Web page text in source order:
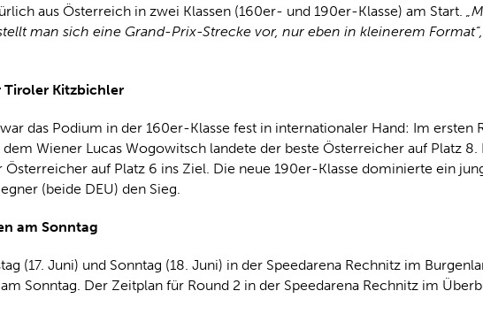
aus Österreich in zwei Klassen (160er- und 190er-Klasse) am Start.
man sich eine Grand-Prix-Strecke vor, nur eben in kleinerem Format“,
Tiroler Kitzbichler
das Podium in der 160er-Klasse fest in internationaler Hand: Im ersten
Wiener Lucas Wogowitsch landete der beste Österreicher auf Platz
auf Platz 6 ins Ziel. Die neue 190er-Klasse dominierte ein
(beide DEU) den Sieg.
am Sonntag
(17. Juni) und Sonntag (18. Juni) in der Speedarena Rechnitz im
Sonntag. Der Zeitplan für Round 2 in der Speedarena Rechnitz im